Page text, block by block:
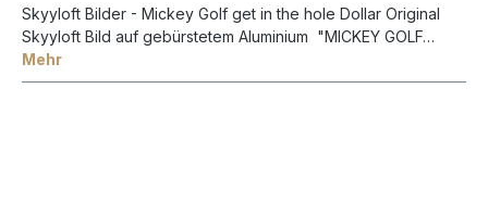
Skyyloft Bilder - Mickey Golf get in the hole Dollar Original
Skyyloft Bild auf gebürstetem Aluminium "MICKEY GOLF…
Mehr